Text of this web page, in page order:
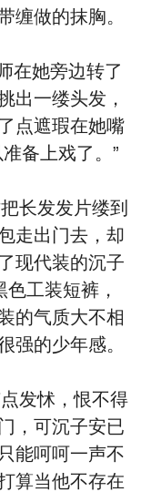
缠做的抹胸。
在她旁边转了
出一缕头发，
点遮瑕在她嘴
备上戏了。”
长发发片缕到
走出门去，却
现代装的沉子
工装短裤，
的气质大不相
强的少年感。
发怵，恨不得
，可沉子安已
能呵呵一声不
算当他不存在